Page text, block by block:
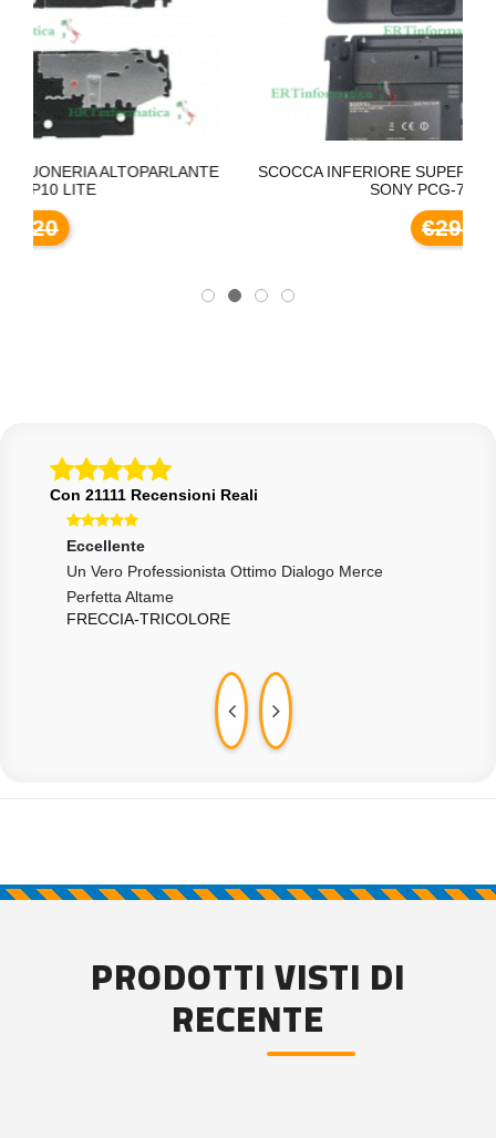
SCOCCA INFERIORE SUPERIORE BOTTOM UP
SONY PCG-71211M H0
Con 21111 Recensioni Reali
Eccellente
Un Vero Professionista Ottimo Dialogo Merce
Perfetta Altame
FRECCIA-TRICOLORE
Eccellente
10 E Lode
PIPPOCACCIA
PRODOTTI VISTI DI
RECENTE